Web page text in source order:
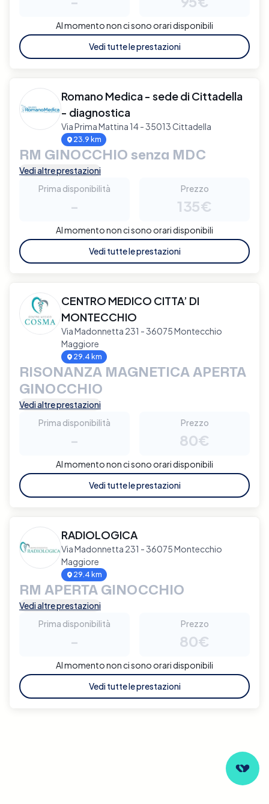
Al momento non ci sono orari disponibili
Vedi tutte le prestazioni
Romano Medica - sede di Cittadella
- diagnostica
Via Prima Mattina 14 - 35013 Cittadella
23.9 km
RM GINOCCHIO senza MDC
Vedi altre prestazioni
Prima disponibilità
-
Prezzo
135€
Al momento non ci sono orari disponibili
Vedi tutte le prestazioni
CENTRO MEDICO CITTA’ DI
MONTECCHIO
Via Madonnetta 231 - 36075 Montecchio
Maggiore
29.4 km
RISONANZA MAGNETICA APERTA
GINOCCHIO
Vedi altre prestazioni
Prima disponibilità
-
Prezzo
80€
Al momento non ci sono orari disponibili
Vedi tutte le prestazioni
RADIOLOGICA
Via Madonnetta 231 - 36075 Montecchio
Maggiore
29.4 km
RM APERTA GINOCCHIO
Vedi altre prestazioni
Prima disponibilità
-
Prezzo
80€
Al momento non ci sono orari disponibili
Vedi tutte le prestazioni